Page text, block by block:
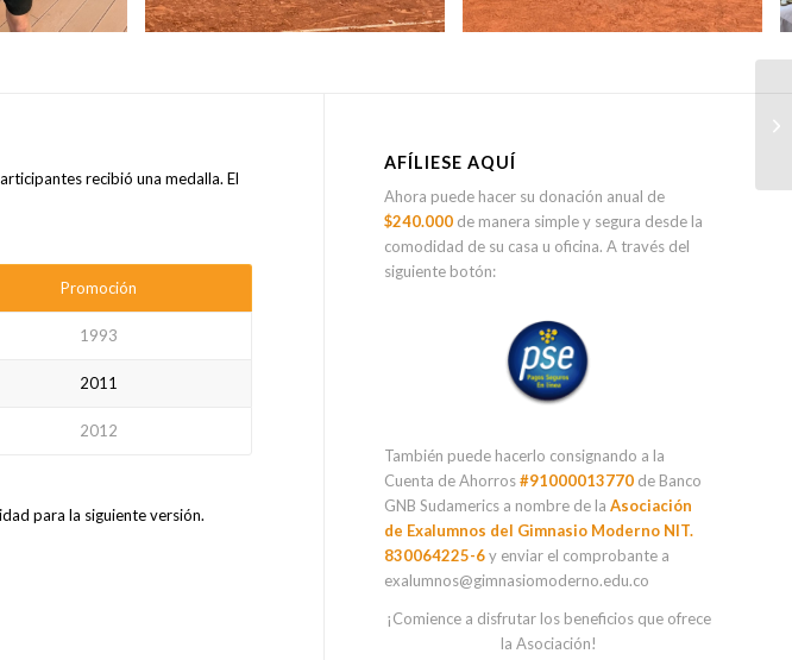
recibió una medalla. El
Promoción
1993
2011
2012
para la siguiente versión.
AFÍLIESE AQUÍ
Ahora puede hacer su donación anual de
$240.000 de manera simple y segura desde la
comodidad de su casa u oficina. A través del
siguiente botón:
También puede hacerlo consignando a la
Cuenta de Ahorros#91000013770 de Banco
GNB Sudamerics a nombre de laAsociación
de Exalumnos del Gimnasio Moderno NIT.
830064225-6y enviar el comprobante a
exalumnos@gimnasiomoderno.edu.co
¡Comience a disfrutar los beneficios que ofrece
la Asociación!